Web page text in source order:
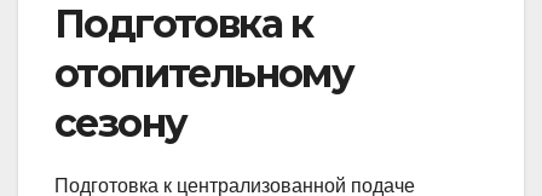
Подготовка к
отопительному
сезону
Подготовка к централизованной подаче